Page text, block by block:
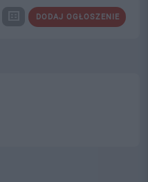
DODAJ OGŁOSZENIE